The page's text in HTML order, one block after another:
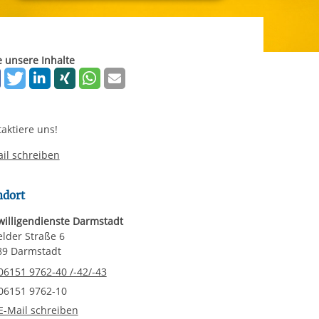
starten/stoppen
unsere Inhalte
uns!
schreiben
Darmstadt
Straße 6
Darmstadt
9762-40 /-42/-43
9762-10
Mail an Freiwilligendienste Darmstadt
Mail schreiben